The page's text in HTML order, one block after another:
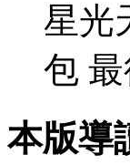
星光
包
本版導